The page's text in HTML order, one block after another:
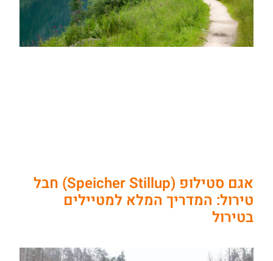
אגם סטילופ (Speicher Stillup) חבל
טירול: המדריך המלא למטיילים
בטירול